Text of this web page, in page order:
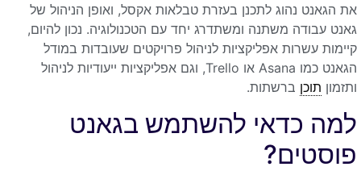
את הגאנט נהוג לתכנן בעזרת טבלאות אקסל, ואופן הניהול של
גאנט עבודה משתנה ומשתדרג יחד עם הטכנולוגיה. נכון להיום,
קיימות עשרות אפליקציות לניהול פרויקטים שעובדות במודל
הגאנט כמו Asana או Trello, וגם אפליקציות ייעודיות לניהול
ותזמון תוכן ברשתות.
למה כדאי להשתמש בגאנט
פוסטים?